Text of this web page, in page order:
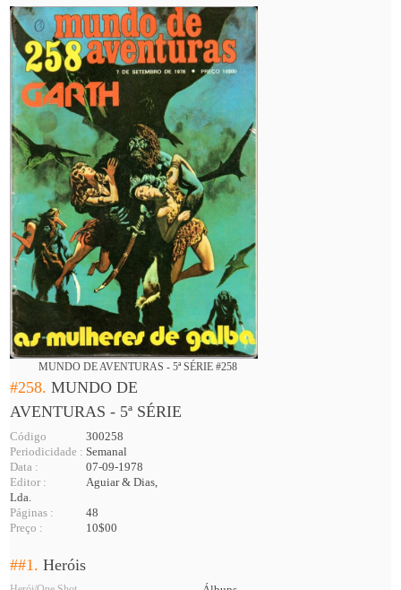
MUNDO DE AVENTURAS - 5ª SÉRIE #258
#258.MUNDO DE
AVENTURAS - 5ª SÉRIE
Código
300258
Periodicidade : Semanal
Data :
07-09-1978
Editor :
Aguiar & Dias,
Lda.
Páginas :
48
Preço :
10$00
##1.Heróis